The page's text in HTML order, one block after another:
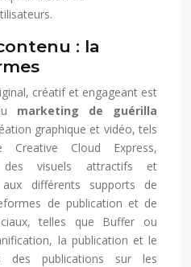
: la
créatif et engageant est
marketing de guérilla
graphique et vidéo, tels
Cloud Express,
visuels attractifs et
différents supports de
de publication et de
telles que Buffer ou
la publication et le
des publications sur les